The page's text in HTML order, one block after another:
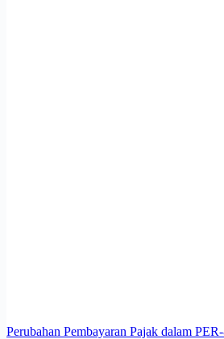
Perubahan Pembayaran Pajak dalam